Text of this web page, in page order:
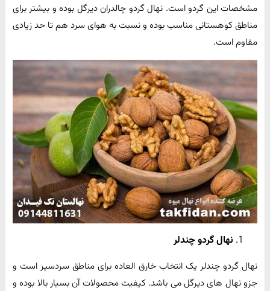
مشخصات این گردو است. نهال گردو چالدران دیرگل بوده و بیشتر برای
مناطق کوهستانی مناسب بوده و نسبت به هوای سرد هم تا حد زیادی
مقاوم است.
نهال گردو چندلر
نهال گردو چندلر یک انتخاب خارق العاده برای مناطق سردسیر است و
جزو نهال های دیرگل می باشد. کیفیت محصولات آن بسیار بالا بوده و